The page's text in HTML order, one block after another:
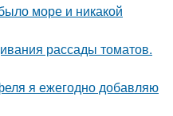
море и никакой
рассады томатов.
я ежегодно добавляю